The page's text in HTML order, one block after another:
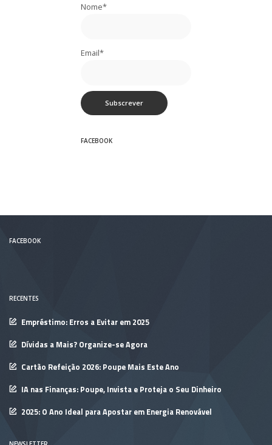
Nome*
Email*
FACEBOOK
FACEBOOK
RECENTES
Empréstimo: Erros a Evitar em 2025
Dívidas a Mais? Organize-se Agora
Cartão Refeição 2026: Poupe Mais Este Ano
IA nas Finanças: Poupe, Invista e Proteja o Seu Dinheiro
2025: O Ano Ideal para Apostar em Energia Renovável